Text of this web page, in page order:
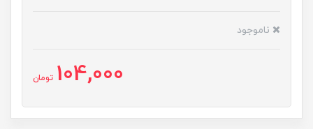
ناموجود
104,000 تومان